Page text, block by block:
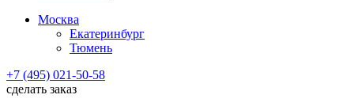
Москва
Екатеринбург
Тюмень
+7 (495) 021-50-58
сделать заказ